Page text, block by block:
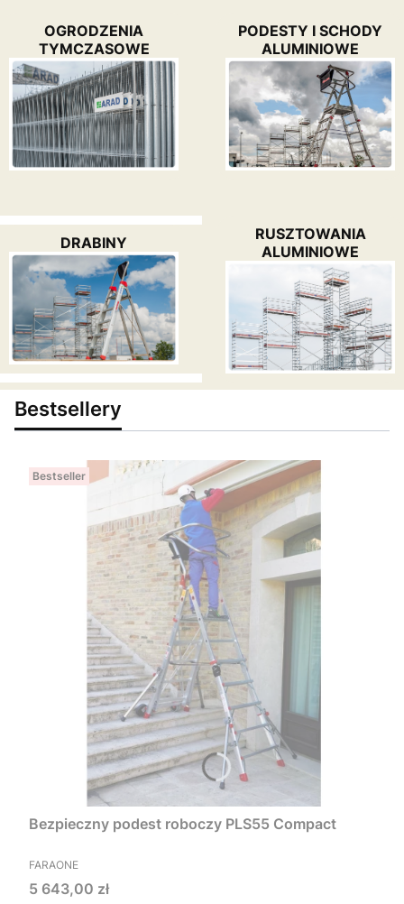
OGRODZENIA
TYMCZASOWE
PODESTY I SCHODY
ALUMINIOWE
DRABINY
RUSZTOWANIA
ALUMINIOWE
Bestsellery
Bestseller
Bezpieczny podest roboczy PLS55 Compact
PRODUCENT
FARAONE
Cena
5 643,00 zł